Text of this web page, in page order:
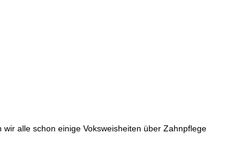
alle schon einige Voksweisheiten über Zahnpflege